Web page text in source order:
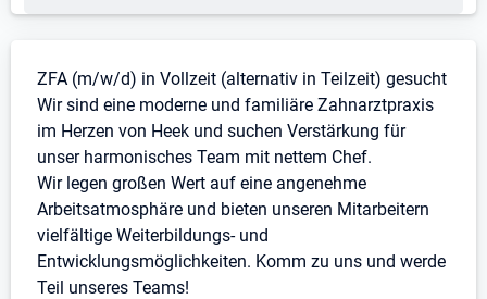
Stellenbeschreibung
ZFA (m/w/d) in Vollzeit (alternativ in Teilzeit) gesucht
Wir sind eine moderne und familiäre Zahnarztpraxis
im Herzen von Heek und suchen Verstärkung für
unser harmonisches Team mit nettem Chef.
Wir legen großen Wert auf eine angenehme
Arbeitsatmosphäre und bieten unseren Mitarbeitern
vielfältige Weiterbildungs- und
Entwicklungsmöglichkeiten. Komm zu uns und werde
Teil unseres Teams!